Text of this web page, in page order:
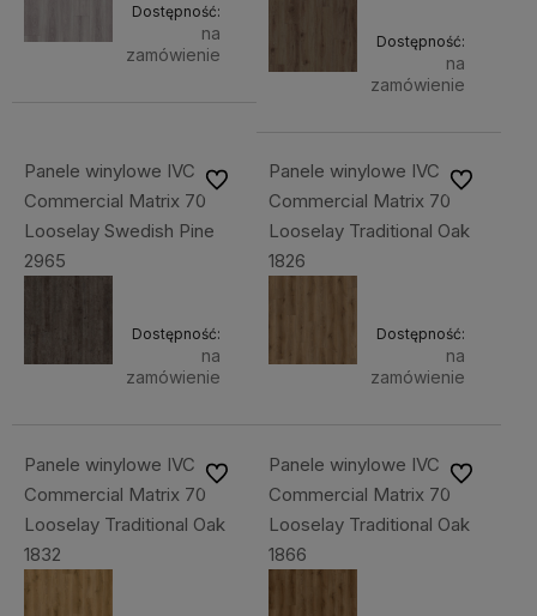
Dostępność:
na
zamówienie
Dostępność:
na
zamówienie
Panele winylowe IVC
Commercial Matrix 70
Looselay Swedish Pine
2965
Dostępność:
na
zamówienie
Do ulubionychPanele winylowe IVC
Commercial Matrix 70
Looselay Traditional Oak
1826
Dostępność:
na
zamówienie
Do
Panele winylowe IVC
Commercial Matrix 70
Looselay Traditional Oak
1832
Do ulubionychPanele winylowe IVC
Commercial Matrix 70
Looselay Traditional Oak
1866
Do